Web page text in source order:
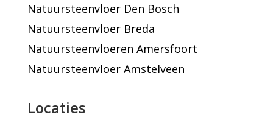
Natuursteenvloer Den Bosch
Natuursteenvloer Breda
Natuursteenvloeren Amersfoort
Natuursteenvloer Amstelveen
Locaties